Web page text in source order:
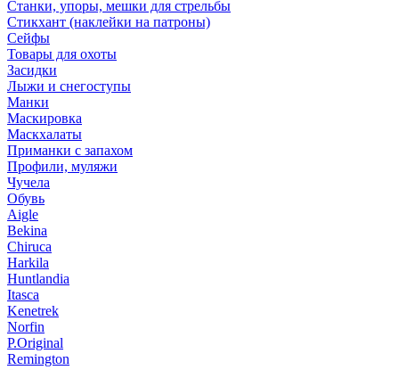
Станки, упоры, мешки для стрельбы
Стикхант (наклейки на патроны)
Сейфы
Товары для охоты
Засидки
Лыжи и снегоступы
Манки
Маскировка
Маскхалаты
Приманки с запахом
Профили, муляжи
Чучела
Обувь
Aigle
Bekina
Chiruсa
Harkila
Huntlandia
Itasca
Kenetrek
Norfin
P.Original
Remington